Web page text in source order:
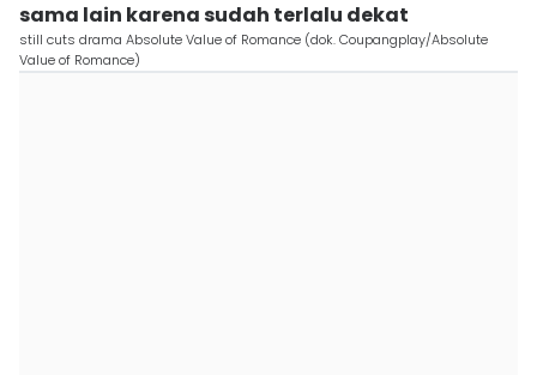
sama lain karena sudah terlalu dekat
still cuts drama Absolute Value of Romance (dok. Coupangplay/Absolute
Value of Romance)